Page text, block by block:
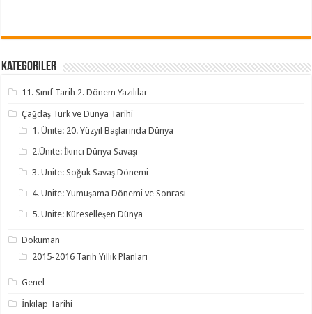
Kategoriler
11. Sınıf Tarih 2. Dönem Yazılılar
Çağdaş Türk ve Dünya Tarihi
1. Ünite: 20. Yüzyıl Başlarında Dünya
2.Ünite: İkinci Dünya Savaşı
3. Ünite: Soğuk Savaş Dönemi
4. Ünite: Yumuşama Dönemi ve Sonrası
5. Ünite: Küreselleşen Dünya
Doküman
2015-2016 Tarih Yıllık Planları
Genel
İnkılap Tarihi